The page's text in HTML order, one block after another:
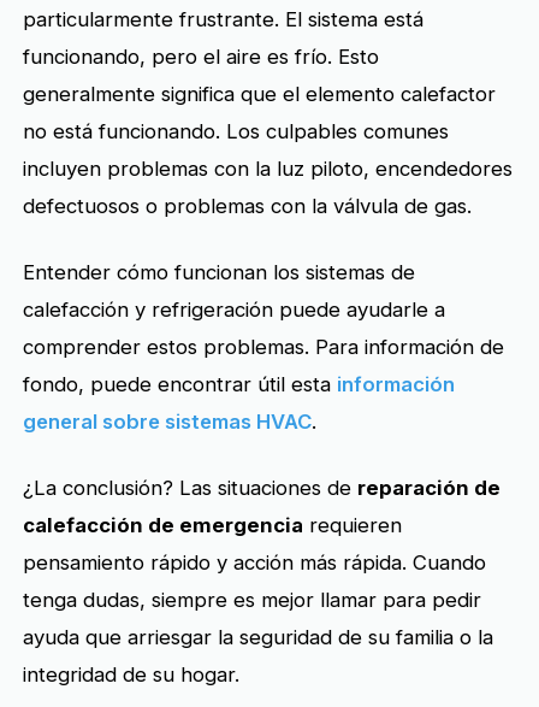
particularmente frustrante. El sistema está
funcionando, pero el aire es frío. Esto
generalmente significa que el elemento calefactor
no está funcionando. Los culpables comunes
incluyen problemas con la luz piloto, encendedores
defectuosos o problemas con la válvula de gas.
Entender cómo funcionan los sistemas de
calefacción y refrigeración puede ayudarle a
comprender estos problemas. Para información de
fondo, puede encontrar útil esta información
general sobre sistemas HVAC.
¿La conclusión? Las situaciones de reparación de
calefacción de emergencia requieren
pensamiento rápido y acción más rápida. Cuando
tenga dudas, siempre es mejor llamar para pedir
ayuda que arriesgar la seguridad de su familia o la
integridad de su hogar.